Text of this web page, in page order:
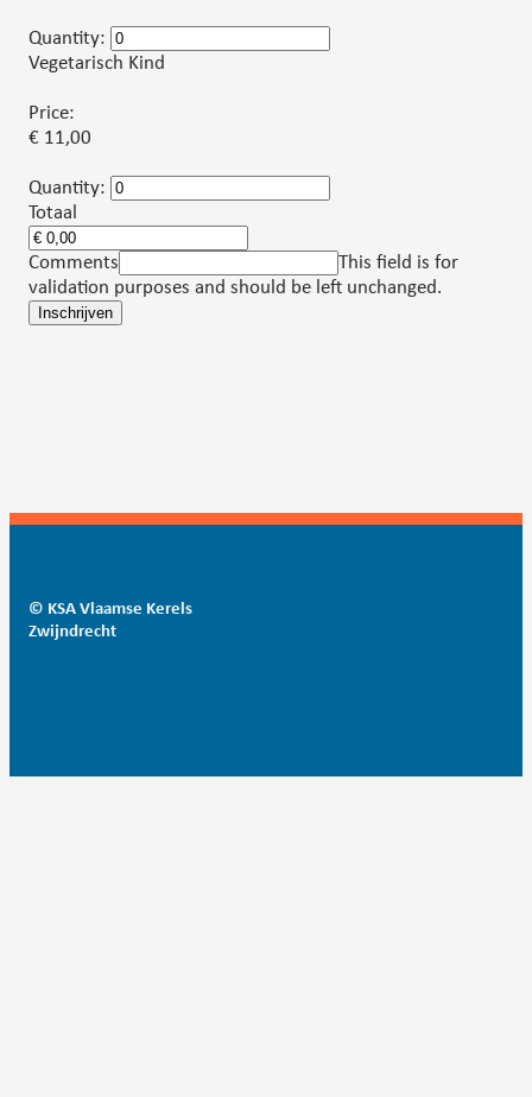
Quantity:
Vegetarisch Kind
Price:
€ 11,00
Quantity:
Totaal
Comments
This field is for
validation purposes and should be left unchanged.
© KSA Vlaamse Kerels
Zwijndrecht